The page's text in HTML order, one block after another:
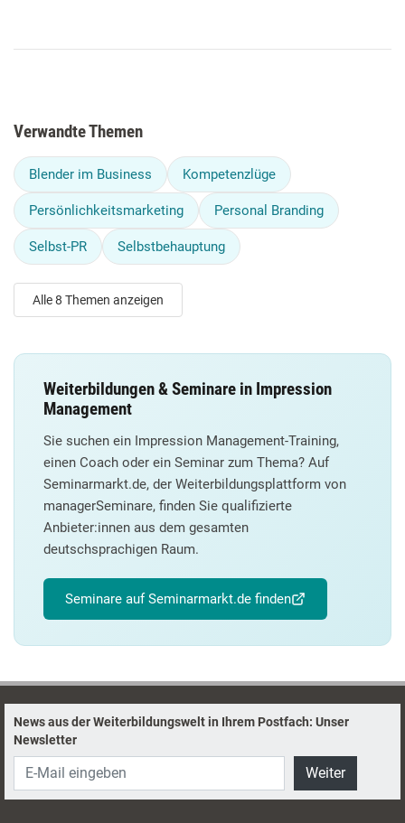
Verwandte Themen
Blender im Business Kompetenzlüge
Persönlichkeitsmarketing Personal Branding
Selbst-PR Selbstbehauptung
Alle 8 Themen anzeigen
Weiterbildungen & Seminare in Impression
Management
Sie suchen ein Impression Management-Training,
einen Coach oder ein Seminar zum Thema? Auf
Seminarmarkt.de, der Weiterbildungsplattform von
managerSeminare, finden Sie qualifizierte
Anbieter:innen aus dem gesamten
deutschsprachigen Raum.
Seminare auf Seminarmarkt.de finden
News aus der Weiterbildungswelt in Ihrem Postfach: Unser
Newsletter
Weiter